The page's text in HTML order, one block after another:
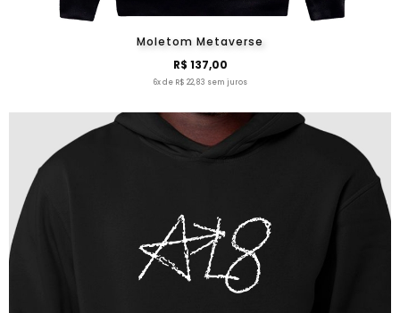
Moletom Metaverse
R$ 137,00
6x de R$ 22,83 sem juros